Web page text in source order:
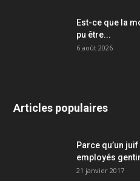
Est-ce que la
pu être...
6 août 2026
Articles populaires
Parce qu’un
employés
21 janvier 2017